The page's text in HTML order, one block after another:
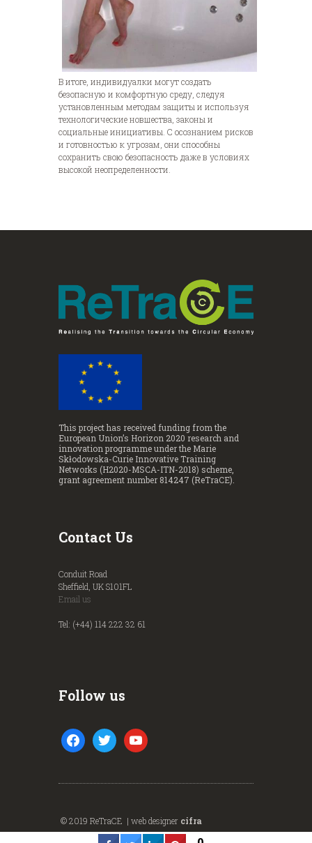
В итоге, индивидуалки могут создать
безопасную и комфортную среду, следуя
установленным методам защиты и используя
технологические новшества, законы и
социальные инициативы. С осознанием рисков
и готовностью к угрозам, они способны
сохранить свою безопасность даже в условиях
высокой неопределенности.
This project has received funding from the
European Union’s Horizon 2020 research and
innovation programme under the Marie
Skłodowska-Curie Innovative Training
Networks (H2020-MSCA-ITN-2018) scheme,
grant agreement number 814247 (ReTraCE).
Contact Us
Conduit Road
Sheffield, UK S101FL
Email us
Tel: (+44) 114 222 32 61
Follow us
facebook twitter youtube
© 2019 ReTraCE | web designer cifra